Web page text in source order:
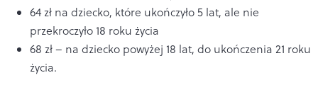
64 zł na dziecko, które ukończyło 5 lat, ale nie
przekroczyło 18 roku życia
68 zł – na dziecko powyżej 18 lat, do ukończenia 21 roku
życia.